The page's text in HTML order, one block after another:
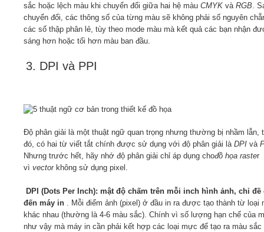
sắc hoặc lệch màu khi chuyển đổi giữa hai hệ màu CMYK và RGB.
chuyển đổi, các thông số của từng màu sẽ không phải số nguyên
các số thập phân lẻ, tùy theo mode màu mà kết quả các bạn nhận
sáng hơn hoặc tối hơn màu ban đầu.
3. DPI và PPI
Độ phân giải là một thuật ngữ quan trọng nhưng thường bị nhầm lẫn,
đó, có hai từ viết tắt chính được sử dụng với độ phân giải là DPI và
Nhưng trước hết, hãy nhớ độ phân giải chỉ áp dụng chođồ họa raster
vì vector không sử dụng pixel.
DPI (Dots Per Inch): mật độ chấm trên mỗi inch hình ảnh, chỉ đề
đến máy in . Mỗi điểm ảnh (pixel) ở đầu in ra được tạo thành từ loại
khác nhau (thường là 4-6 màu sắc). Chính vì số lượng hạn chế của
như vậy mà máy in cần phải kết hợp các loại mực để tạo ra màu sắc